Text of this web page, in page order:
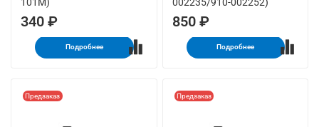
340 ₽
Подробнее
850 ₽
Подробнее
Предзаказ Предзаказ